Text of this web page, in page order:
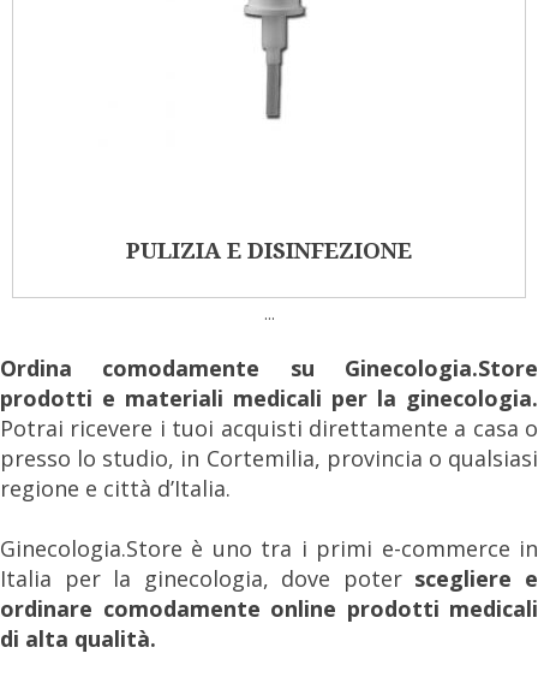
PULIZIA E DISINFEZIONE
...
Ordina comodamente su Ginecologia.Store
prodotti e materiali medicali per la ginecologia.
Potrai ricevere i tuoi acquisti direttamente a casa o
presso lo studio, in Cortemilia, provincia o qualsiasi
regione e città d’Italia.
Ginecologia.Store è uno tra i primi e-commerce in
Italia per la ginecologia, dove poter scegliere e
ordinare comodamente online prodotti medicali
di alta qualità.